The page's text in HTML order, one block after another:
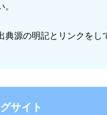
典源の明記とリンクをし
サイト